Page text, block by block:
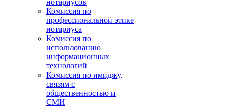
Комиссия по
профессиональной этике
нотариуса
Комиссия по
использованию
информационных
технологий
Комиссия по имиджу,
связям с
общественностью и
СМИ